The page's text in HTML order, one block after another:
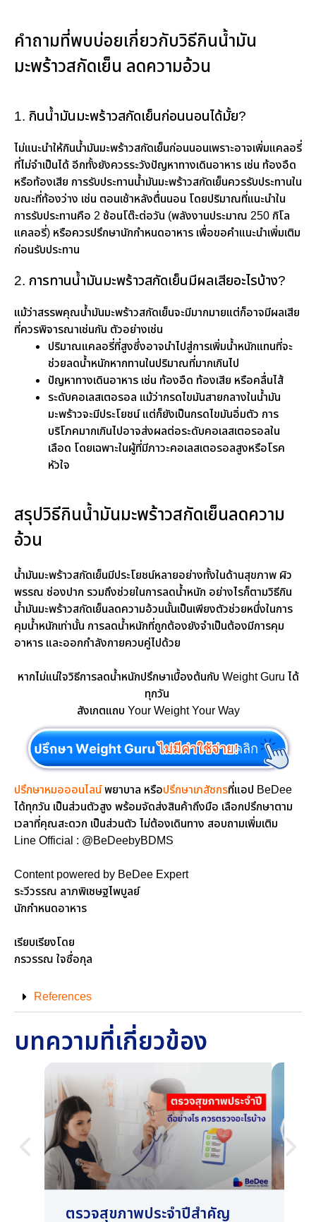
คำถามที่พบบ่อยเกี่ยวกับวิธีกินน้ำมัน
มะพร้าวสกัดเย็น ลดความอ้วน
1. กินน้ำมันมะพร้าวสกัดเย็นก่อนนอนได้มั้ย?
ไม่แนะนำให้กินน้ำมันมะพร้าวสกัดเย็นก่อนนอนเพราะอาจเพิ่มแคลอรี่
ที่ไม่จำเป็นได้ อีกทั้งยังควรระวังปัญหาทางเดินอาหาร เช่น ท้องอืด
หรือท้องเสีย การรับประทานน้ำมันมะพร้าวสกัดเย็นควรรับประทานใน
ขณะที่ท้องว่าง เช่น ตอนเช้าหลังตื่นนอน โดยปริมาณที่แนะนำใน
การรับประทานคือ 2 ช้อนโต๊ะต่อวัน (พลังงานประมาณ 250 กิโล
แคลอรี่) หรือควรปรึกษานักกำหนดอาหาร เพื่อขอคำแนะนำเพิ่มเติม
ก่อนรับประทาน
2. การทานน้ำมันมะพร้าวสกัดเย็นมีผลเสียอะไรบ้าง?
แม้ว่าสรรพคุณน้ำมันมะพร้าวสกัดเย็นจะมีมากมายแต่ก็อาจมีผลเสีย
ที่ควรพิจารณาเช่นกัน ตัวอย่างเช่น
ปริมาณแคลอรี่ที่สูงซึ่งอาจนำไปสู่การเพิ่มน้ำหนักแทนที่จะ
ช่วยลดน้ำหนักหากทานในปริมาณที่มากเกินไป
ปัญหาทางเดินอาหาร เช่น ท้องอืด ท้องเสีย หรือคลื่นไส้
ระดับคอเลสเตอรอล แม้ว่ากรดไขมันสายกลางในน้ำมัน
มะพร้าวจะมีประโยชน์ แต่ก็ยังเป็นกรดไขมันอิ่มตัว การ
บริโภคมากเกินไปอาจส่งผลต่อระดับคอเลสเตอรอลใน
เลือด โดยเฉพาะในผู้ที่มีภาวะคอเลสเตอรอลสูงหรือโรค
หัวใจ
สรุปวิธีกินน้ำมันมะพร้าวสกัดเย็นลดความ
อ้วน
น้ำมันมะพร้าวสกัดเย็นมีประโยชน์หลายอย่างทั้งในด้านสุขภาพ ผิว
พรรณ ช่องปาก รวมถึงช่วยในการลดน้ำหนัก อย่างไรก็ตามวิธีกิน
น้ำมันมะพร้าวสกัดเย็นลดความอ้วนนั้นเป็นเพียงตัวช่วยหนึ่งในการ
คุมน้ำหนักเท่านั้น การลดน้ำหนักที่ถูกต้องยังจำเป็นต้องมีการคุม
อาหาร และออกกำลังกายควบคู่ไปด้วย
หากไม่แน่ใจวิธีการลดน้ำหนักปรึกษาเบื้องต้นกับ Weight Guru ได้
ทุกวัน
สังเกตแถบ Your Weight Your Way
คลิก
ไม่มีค่าใช้จ่าย!
ไม่มีค่าใช้จ่าย!
ไม่มีค่าใช้จ่าย!
ปรึกษาหมอออนไลน์พยาบาล หรือปรึกษาเภสัชกรที่แอป BeDee
ได้ทุกวัน เป็นส่วนตัวสูง พร้อมจัดส่งสินค้าถึงมือ เลือกปรึกษาตาม
เวลาที่คุณสะดวก เป็นส่วนตัว ไม่ต้องเดินทาง สอบถามเพิ่มเติม
Line Official : @BeDeebyBDMS
Content powered by BeDee Expert
ระวีวรรณ ลาภพิเชษฐไพบูลย์
นักกำหนดอาหาร
เรียบเรียงโดย
กรวรรณ ใจซื่อกุล
References
บทความที่เกี่ยวข้อง
ตรวจสุขภาพประจําปีสำคัญ